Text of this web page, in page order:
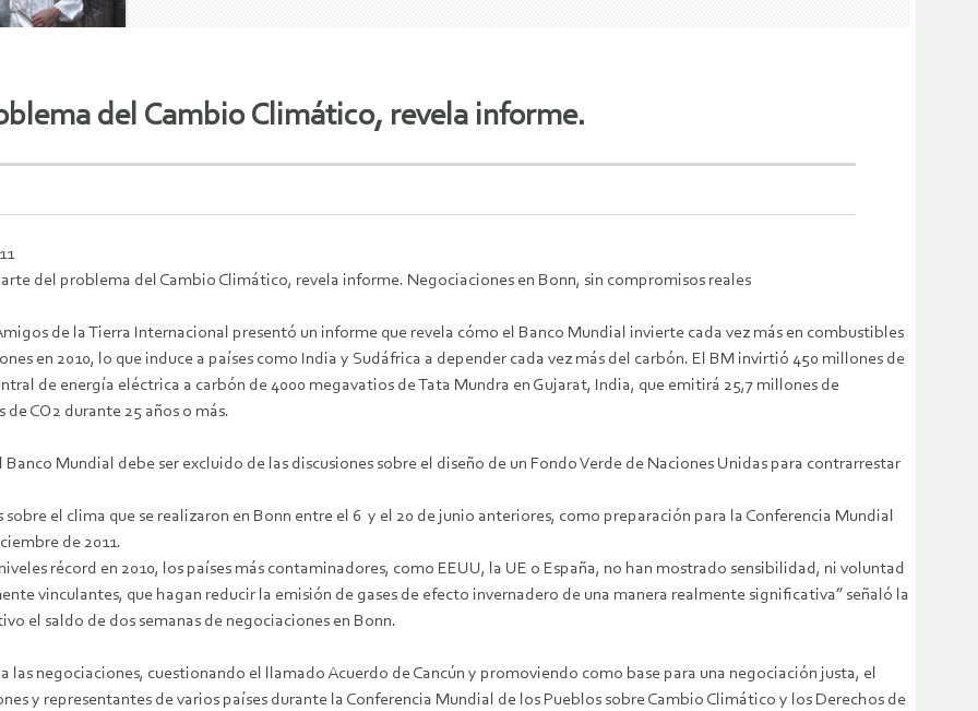
del Cambio Climático, revela informe.
del problema del Cambio Climático, revela informe. Negociaciones en Bonn, sin compromisos reales
de la Tierra Internacional presentó un informe que revela cómo el Banco Mundial invierte cada vez más en combustibles
en 2010, lo que induce a países como India y Sudáfrica a depender cada vez más del carbón. El BM invirtió 450 millones de
de energía eléctrica a carbón de 4000 megavatios de Tata Mundra en Gujarat, India, que emitirá 25,7 millones de
de CO2 durante 25 años o más.
Mundial debe ser excluido de las discusiones sobre el diseño de un Fondo Verde de Naciones Unidas para contrarrestar
el clima que se realizaron en Bonn entre el 6 y el 20 de junio anteriores, como preparación para la Conferencia Mundial
de 2011.
récord en 2010, los países más contaminadores, como EEUU, la UE o España, no han mostrado sensibilidad, ni voluntad
vinculantes, que hagan reducir la emisión de gases de efecto invernadero de una manera realmente significativa” señaló la
el saldo de dos semanas de negociaciones en Bonn.
las negociaciones, cuestionando el llamado Acuerdo de Cancún y promoviendo como base para una negociación justa, el
y representantes de varios países durante la Conferencia Mundial de los Pueblos sobre Cambio Climático y los Derechos de